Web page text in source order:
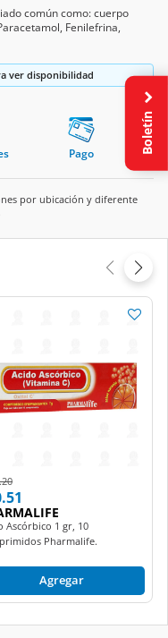
común como: cuerpo
Fenilefrina,
ver disponibilidad
Pago
por ubicación y diferente
reduced from
to
Ascórbico 1 gr, 10
Pharmalife.
Agregar
Boletín